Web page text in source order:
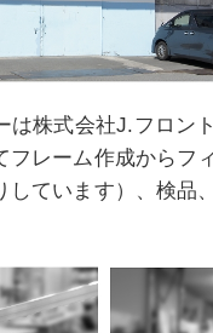
は株式会社J.フロン
フレーム作成からフ
しています）、検品